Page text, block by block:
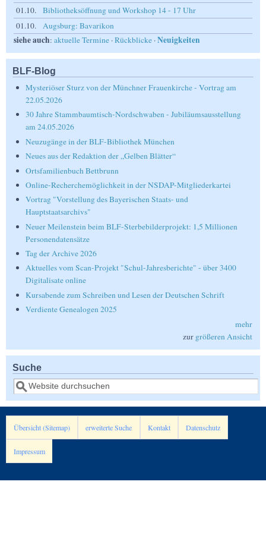
01.10.
Bibliotheksöffnung und Workshop 14 - 17 Uhr
01.10.
Augsburg: Bavarikon
siehe auch: aktuelle Termine ·Rückblicke ·Neuigkeiten
BLF-Blog
Mysteriöser Sturz von der Münchner Frauenkirche - Vortrag am
22.05.2026
30 Jahre Stammbaumtisch-Nordschwaben - Jubiläumsausstellung
am 24.05.2026
Neuzugänge in der BLF-Bibliothek München
Neues aus der Redaktion der „Gelben Blätter“
Ortsfamilienbuch Bettbrunn
Online-Recherchemöglichkeit in der NSDAP-Mitgliederkartei
Vortrag "Vorstellung des Bayerischen Staats- und
Hauptstaatsarchivs"
Neuer Meilenstein beim BLF-Sterbebilderprojekt: 1,5 Millionen
Personendatensätze
Tag der Archive 2026
Aktuelles vom Scan-Projekt "Schul-Jahresberichte" - über 3400
Digitalisate online
Kursabende zum Schreiben und Lesen der Deutschen Schrift
Verdiente Genealogen 2025
mehr
zur größeren Ansicht
Suche
Suche
Übersicht (Sitemap) erweiterte Suche Kontakt Datenschutz
Impressum